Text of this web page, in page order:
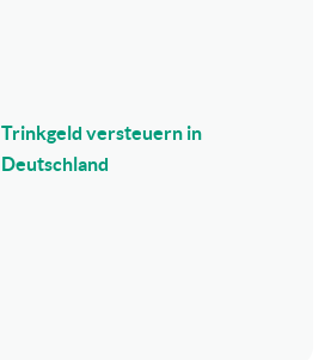
Trinkgeld versteuern in
Deutschland